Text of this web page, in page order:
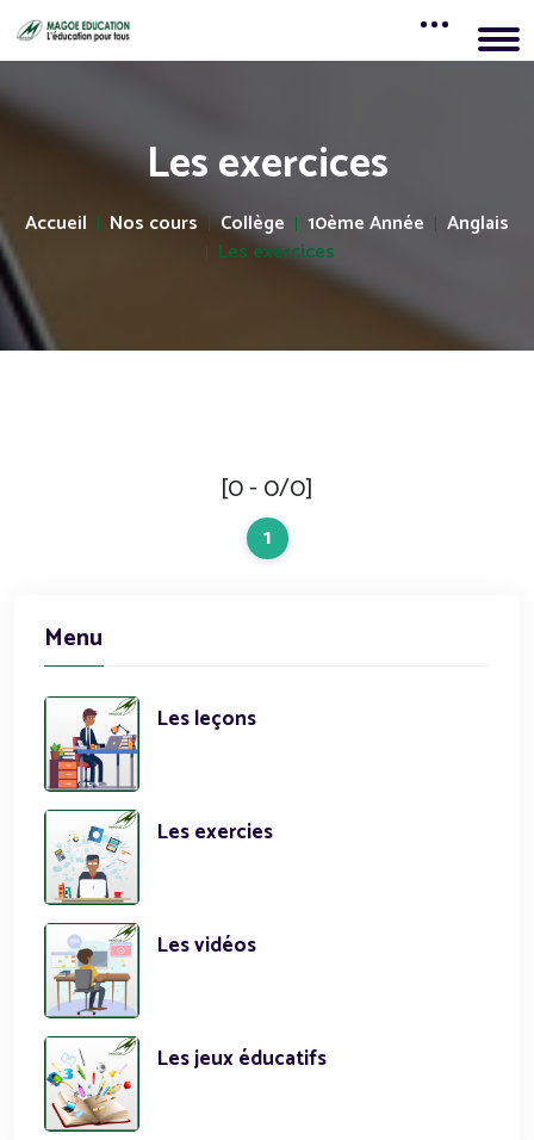
Les exercices
Accueil Nos cours Collège 10ème Année
Anglais
Les exercices
[0 - 0/0]
1
Menu
Les leçons
Les exercies
Les vidéos
Les jeux éducatifs